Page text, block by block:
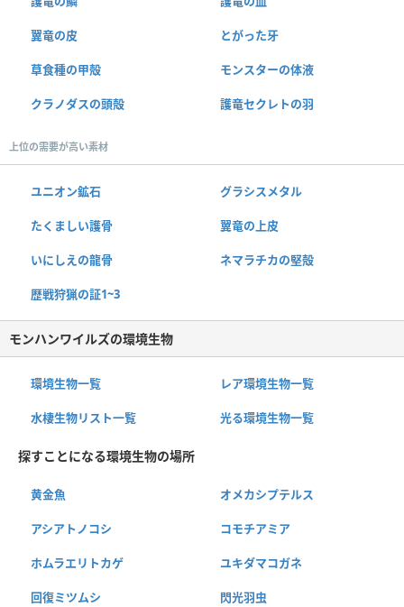
翼竜の皮 とがった牙
草食種の甲殻 モンスターの体液
クラノダスの頭殻 護竜セクレトの羽
上位の需要が高い素材
ユニオン鉱石 グラシスメタル
たくましい護骨 翼竜の上皮
いにしえの龍骨 ネマラチカの堅殻
歴戦狩猟の証1~3
モンハンワイルズの環境生物
環境生物一覧 レア環境生物一覧
水棲生物リスト一覧 光る環境生物一覧
探すことになる環境生物の場所
黄金魚 オメカシプテルス
アシアトノコシ コモチアミア
ホムラエリトカゲ ユキダマコガネ
回復ミツムシ 閃光羽虫